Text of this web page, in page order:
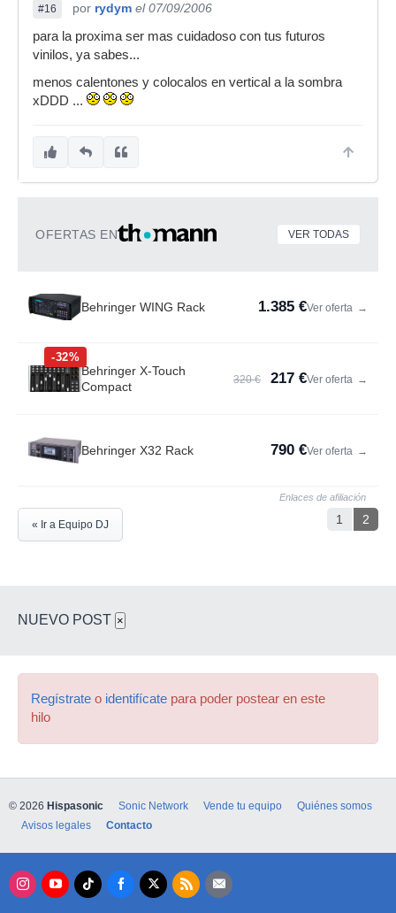
#16 por rydym el 07/09/2006
para la proxima ser mas cuidadoso con tus futuros
vinilos, ya sabes...
menos calentones y colocalos en vertical a la sombra
xDDD ...
OFERTAS EN VER TODAS
Behringer WING Rack 1.385 €Ver oferta →
-32%
Behringer X-Touch
Compact
320 € 217 €Ver oferta →
Behringer X32 Rack 790 €Ver oferta →
Enlaces de afiliación
1 2
« Ir a Equipo DJ
NUEVO POST ×
Regístrate o identifícate para poder postear en este
hilo
© 2026 Hispasonic Sonic Network Vende tu equipo
Quiénes somos
Avisos legales
Contacto